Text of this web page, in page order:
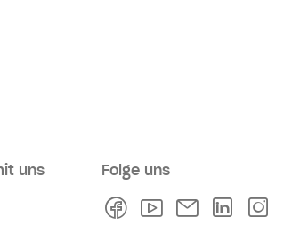
uns
Service- und Verkaufsstellen
Folge uns
FacebookYoutubeNewsletterLinkedln